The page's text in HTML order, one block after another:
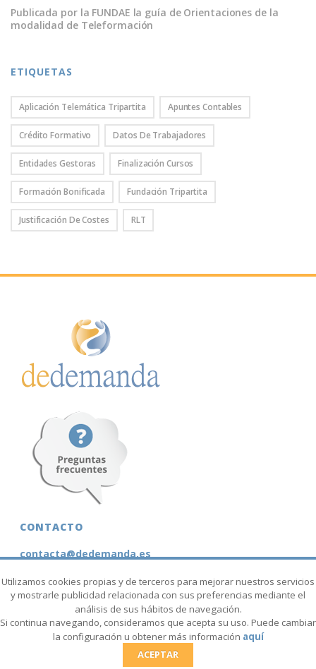
Publicada por la FUNDAE la guía de Orientaciones de la
modalidad de Teleformación
ETIQUETAS
Aplicación Telemática Tripartita Apuntes Contables
Crédito Formativo Datos De Trabajadores
Entidades Gestoras Finalización Cursos
Formación Bonificada Fundación Tripartita
Justificación De Costes RLT
CONTACTO
contacta@dedemanda.es
625 616 835
(Juan López)
+34 651 986 636(Marisa Moreno)
+34677 535 026(Eva García)
Utilizamos cookies propias y de terceros para mejorar nuestros servicios
y mostrarle publicidad relacionada con sus preferencias mediante el
análisis de sus hábitos de navegación.
Si continua navegando, consideramos que acepta su uso. Puede cambiar
la configuración u obtener más información aquí
ACEPTAR